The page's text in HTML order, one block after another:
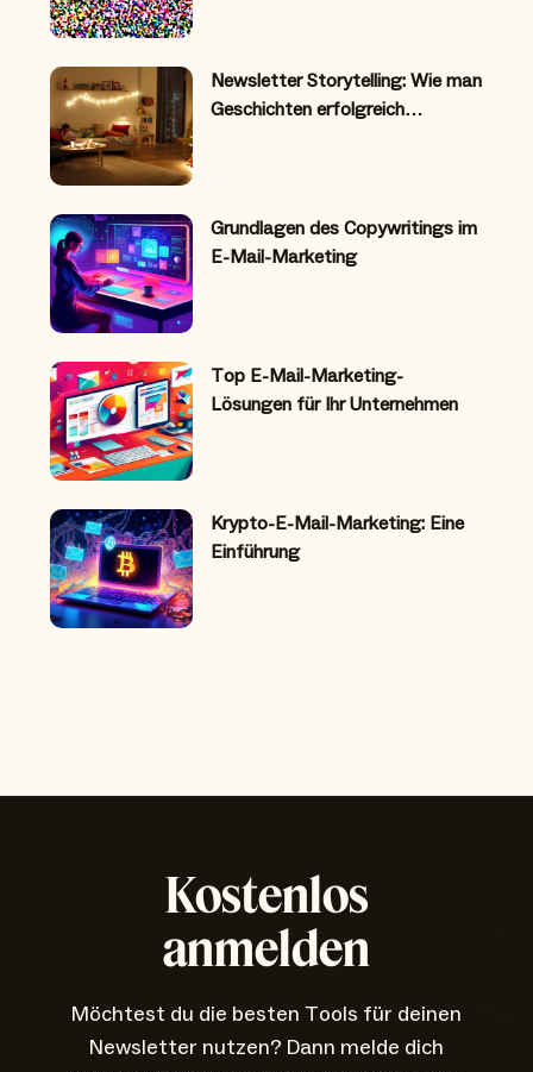
Newsletter Storytelling: Wie man
Geschichten erfolgreich…
Grundlagen des Copywritings im
E-Mail-Marketing
Top E-Mail-Marketing-
Lösungen für Ihr Unternehmen
Krypto-E-Mail-Marketing: Eine
Einführung
Kostenlos
anmelden
Möchtest du die besten Tools für deinen
Newsletter nutzen? Dann melde dich